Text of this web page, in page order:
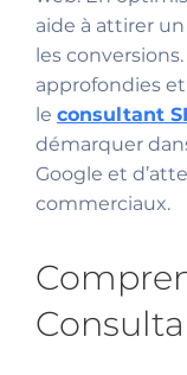
aide à attirer
les
approfondies
le consultant
démarquer
Google et
commerciaux.